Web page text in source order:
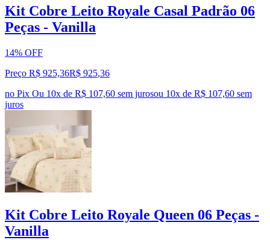
Kit Cobre Leito Royale Casal Padrão 06
Peças - Vanilla
14% OFF
Preço R$ 925,36R$ 925,36
no Pix Ou 10x de R$ 107,60 sem jurosou 10x de R$ 107,60 sem
juros
Kit Cobre Leito Royale Queen 06 Peças -
Vanilla